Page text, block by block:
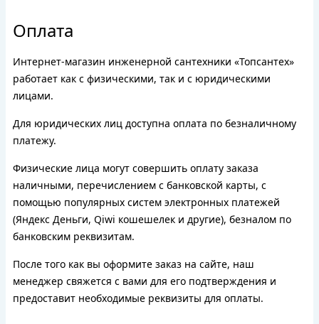
Оплата
Интернет-магазин инженерной сантехники «Топсантех»
работает как с физическими, так и с юридическими
лицами.
Для юридических лиц доступна оплата по безналичному
платежу.
Физические лица могут совершить оплату заказа
наличными, перечислением с банковской карты, с
помощью популярных систем электронных платежей
(Яндекс Деньги, Qiwi кошешелек и другие), безналом по
банковским реквизитам.
После того как вы оформите заказ на сайте, наш
менеджер свяжется с вами для его подтверждения и
предоставит необходимые реквизиты для оплаты.